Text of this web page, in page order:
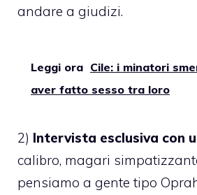
andare a giudizi.
Leggi ora Cile: i minatori
aver fatto sesso tra loro
2) Intervista esclusiva con
calibro, magari
pensiamo a gente tipo